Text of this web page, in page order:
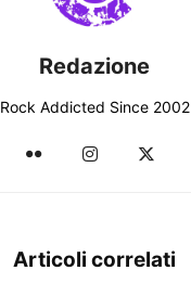
Redazione
Rock Addicted Since 2002
Articoli correlati